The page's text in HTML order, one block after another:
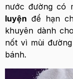
nước đường có
luyện để hạn
khuyên dành
nốt vì mùi
bánh.